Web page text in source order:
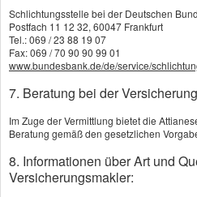
Schlichtungsstelle bei der Deutschen
Postfach 11 12 32, 60047 Frankfurt
Tel.: 069 / 23 88 19 07
Fax: 069 / 70 90 90 99 01
www.bundesbank.de/de/service/
7. Beratung bei der
Im Zuge der Vermittlung bietet die
Beratung gemäß den gesetzlichen
8. Informationen über Art und
Versicherungsmakler: